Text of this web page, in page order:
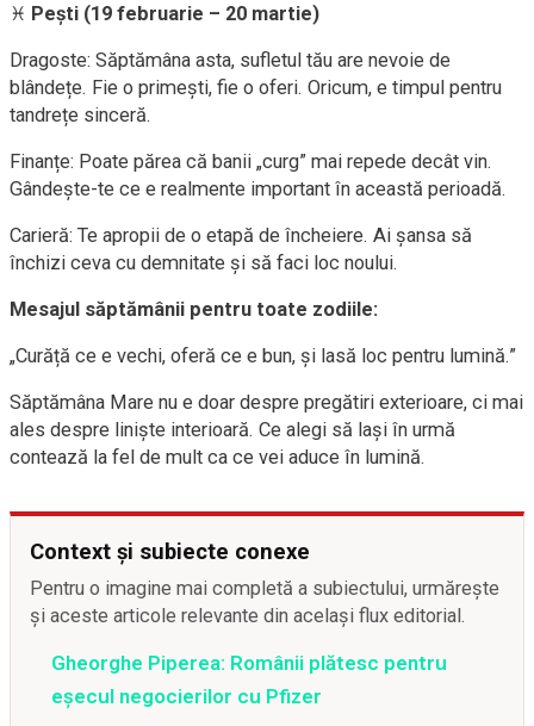
♓ Pești (19 februarie – 20 martie)
Dragoste: Săptămâna asta, sufletul tău are nevoie de
blândețe. Fie o primești, fie o oferi. Oricum, e timpul pentru
tandrețe sinceră.
Finanțe: Poate părea că banii „curg” mai repede decât vin.
Gândește-te ce e realmente important în această perioadă.
Carieră: Te apropii de o etapă de încheiere. Ai șansa să
închizi ceva cu demnitate și să faci loc noului.
Mesajul săptămânii pentru toate zodiile:
„Curăță ce e vechi, oferă ce e bun, și lasă loc pentru lumină.”
Săptămâna Mare nu e doar despre pregătiri exterioare, ci mai
ales despre liniște interioară. Ce alegi să lași în urmă
contează la fel de mult ca ce vei aduce în lumină.
Context și subiecte conexe
Pentru o imagine mai completă a subiectului, urmărește
și aceste articole relevante din același flux editorial.
Gheorghe Piperea: Românii plătesc pentru
eșecul negocierilor cu Pfizer